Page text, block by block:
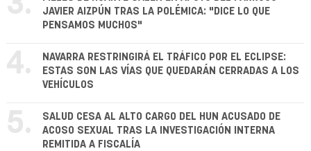
JAVIER AIZPÚN TRAS LA POLÉMICA: "DICE LO QUE
PENSAMOS MUCHOS"
4.
NAVARRA RESTRINGIRÁ EL TRÁFICO POR EL ECLIPSE:
ESTAS SON LAS VÍAS QUE QUEDARÁN CERRADAS A LOS
VEHÍCULOS
5.
SALUD CESA AL ALTO CARGO DEL HUN ACUSADO DE
ACOSO SEXUAL TRAS LA INVESTIGACIÓN INTERNA
REMITIDA A FISCALÍA